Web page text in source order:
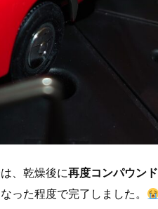
、乾燥後に再度コンパウンド
った程度で完了しました。